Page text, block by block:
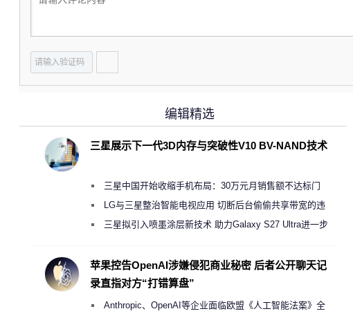
编辑精选
三星展示下一代3D内存与突破性V10 BV-NAND技术
三星中国开始收缩手机布局：30万元月销售额不达标门
店 将被逐步清退
LG与三星整治智能电视应用 切断后台偷偷共享带宽的违
规行为三星拟引入喷墨涂层新技术 助力Galaxy S27 Ultra进一步
苹果控告OpenAI涉嫌侵犯商业秘密 后者公开聊天记
录直指对方“打错算盘”
Anthropic、OpenAI等企业面临欧盟《人工智能法案》全